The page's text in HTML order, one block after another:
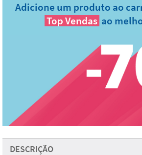
Adicione um produto ao
Top Vendas ao
DESCRIÇÃO